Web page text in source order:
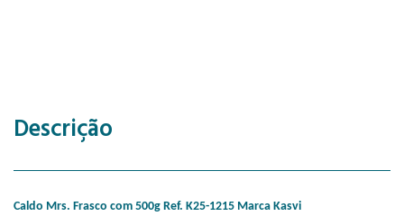
Descrição
Caldo Mrs. Frasco com 500g Ref. K25-1215 Marca Kasvi